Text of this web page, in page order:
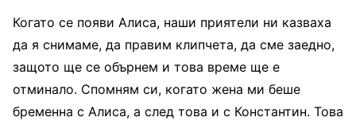
Когато се появи Алиса, наши приятели ни казваха
да я снимаме, да правим клипчета, да сме заедно,
защото ще се обърнем и това време ще е
отминало. Спомням си, когато жена ми беше
бременна с Алиса, а след това и с Константин. Това